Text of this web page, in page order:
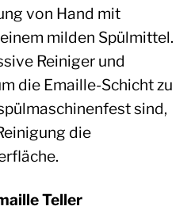
von Hand mit
milden Spülmittel.
Reiniger und
die Emaille-Schicht zu
sind,
die
Teller